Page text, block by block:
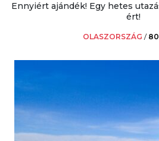
Ennyiért ajándék! Egy hetes
ért!
OLASZORSZÁG /